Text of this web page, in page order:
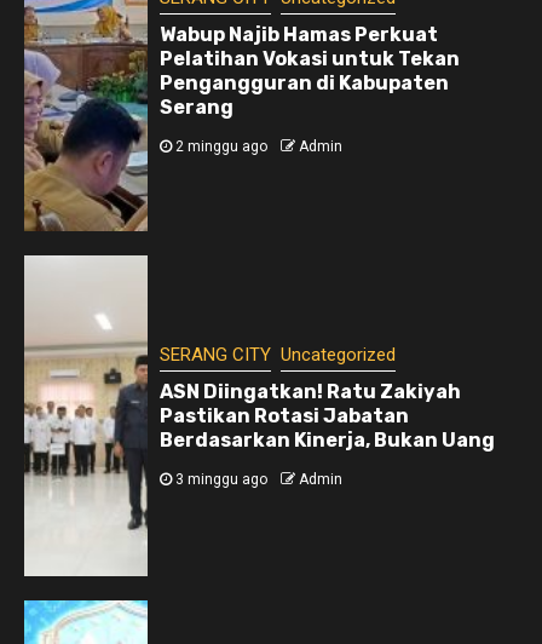
Wabup Najib Hamas Perkuat
Pelatihan Vokasi untuk Tekan
Pengangguran di Kabupaten
Serang
2 minggu ago Admin
SERANG CITY Uncategorized
ASN Diingatkan! Ratu Zakiyah
Pastikan Rotasi Jabatan
Berdasarkan Kinerja, Bukan Uang
3 minggu ago Admin